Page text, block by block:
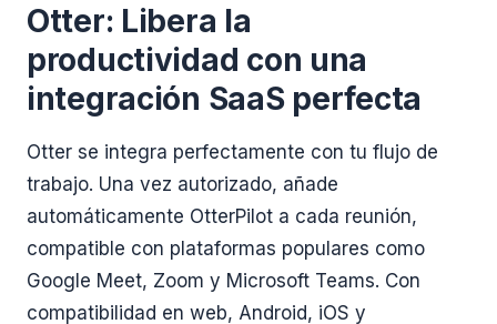
Otter: Libera la
productividad con una
integración SaaS perfecta
Otter se integra perfectamente con tu flujo de
trabajo. Una vez autorizado, añade
automáticamente OtterPilot a cada reunión,
compatible con plataformas populares como
Google Meet, Zoom y Microsoft Teams. Con
compatibilidad en web, Android, iOS y